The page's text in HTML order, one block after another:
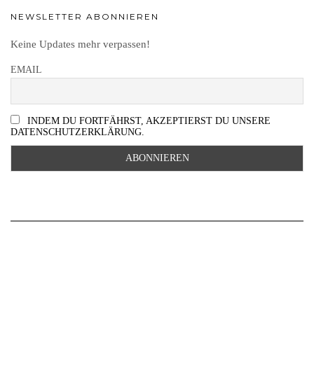
NEWSLETTER ABONNIEREN
Keine Updates mehr verpassen!
EMAIL
INDEM DU FORTFÄHRST, AKZEPTIERST DU UNSERE
DATENSCHUTZERKLÄRUNG.